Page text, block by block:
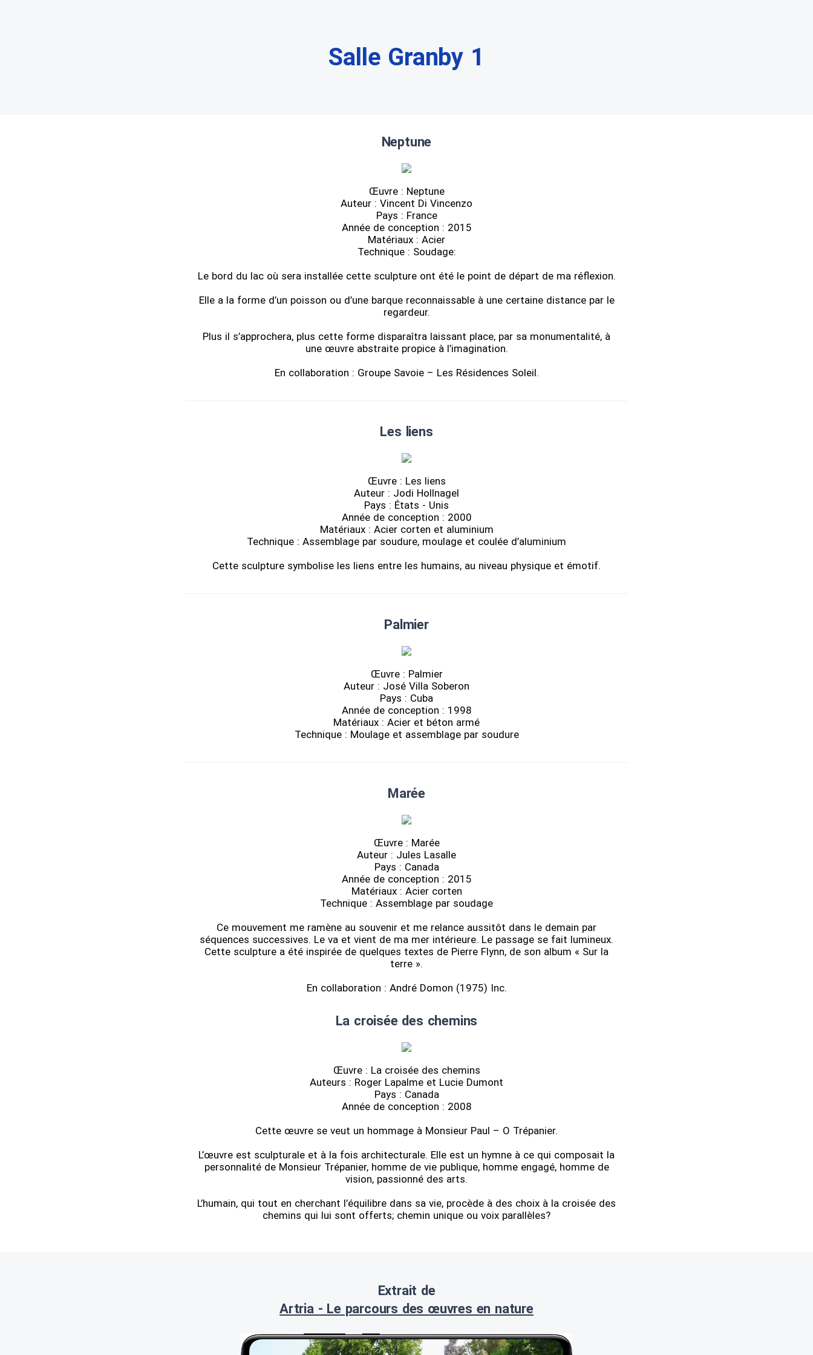
Salle Granby 1
Neptune
Œuvre : Neptune
Auteur : Vincent Di Vincenzo
Pays : France
Année de conception : 2015
Matériaux : Acier
Technique : Soudage:
Le bord du lac où sera installée cette sculpture ont été le point de départ de ma réflexion.
Elle a la forme d’un poisson ou d’une barque reconnaissable à une certaine distance par le
regardeur.
Plus il s’approchera, plus cette forme disparaîtra laissant place, par sa monumentalité, à
une œuvre abstraite propice à l’imagination.
En collaboration : Groupe Savoie – Les Résidences Soleil.
Les liens
Œuvre : Les liens
Auteur : Jodi Hollnagel
Pays : États - Unis
Année de conception : 2000
Matériaux : Acier corten et aluminium
Technique : Assemblage par soudure, moulage et coulée d’aluminium
Cette sculpture symbolise les liens entre les humains, au niveau physique et émotif.
Palmier
Œuvre : Palmier
Auteur : José Villa Soberon
Pays : Cuba
Année de conception : 1998
Matériaux : Acier et béton armé
Technique : Moulage et assemblage par soudure
Marée
Œuvre : Marée
Auteur : Jules Lasalle
Pays : Canada
Année de conception : 2015
Matériaux : Acier corten
Technique : Assemblage par soudage
Ce mouvement me ramène au souvenir et me relance aussitôt dans le demain par
séquences successives. Le va et vient de ma mer intérieure. Le passage se fait lumineux.
Cette sculpture a été inspirée de quelques textes de Pierre Flynn, de son album « Sur la
terre ».
En collaboration : André Domon (1975) Inc.
La croisée des chemins
Œuvre : La croisée des chemins
Auteurs : Roger Lapalme et Lucie Dumont
Pays : Canada
Année de conception : 2008
Cette œuvre se veut un hommage à Monsieur Paul – O Trépanier.
L’œuvre est sculpturale et à la fois architecturale. Elle est un hymne à ce qui composait la
personnalité de Monsieur Trépanier, homme de vie publique, homme engagé, homme de
vision, passionné des arts.
L’humain, qui tout en cherchant l’équilibre dans sa vie, procède à des choix à la croisée des
chemins qui lui sont offerts; chemin unique ou voix parallèles?
Extrait de
Artria - Le parcours des œuvres en nature